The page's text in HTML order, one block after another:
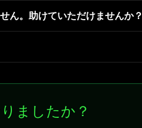
ん。助けていただけませんか？
ましたか？